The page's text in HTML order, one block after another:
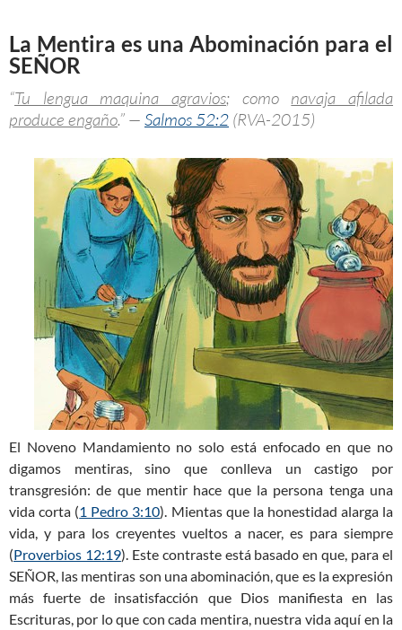
La Mentira es una Abominación para el
SEÑOR
“Tu lengua maquina agravios; como navaja afilada
produce engaño.” — Salmos 52:2 (RVA-2015)
El Noveno Mandamiento no solo está enfocado en que no
digamos mentiras, sino que conlleva un castigo por
transgresión: de que mentir hace que la persona tenga una
vida corta (1 Pedro 3:10). Mientas que la honestidad alarga la
vida, y para los creyentes vueltos a nacer, es para siempre
(Proverbios 12:19). Este contraste está basado en que, para el
SEÑOR, las mentiras son una abominación, que es la expresión
más fuerte de insatisfacción que Dios manifiesta en las
Escrituras, por lo que con cada mentira, nuestra vida aquí en la